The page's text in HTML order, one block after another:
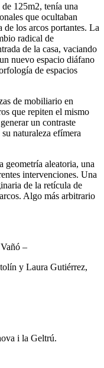
125m2, tenía una
que ocultaban
los arcos portantes. La
radical de
de la casa, vaciando
nuevo espacio diáfano
de espacios
de mobiliario en
que repiten el mismo
un contraste
naturaleza efímera
geometría aleatoria, una
intervenciones. Una
de la retícula de
Algo más arbitrario
–
y Laura Gutiérrez,
i la Geltrú.